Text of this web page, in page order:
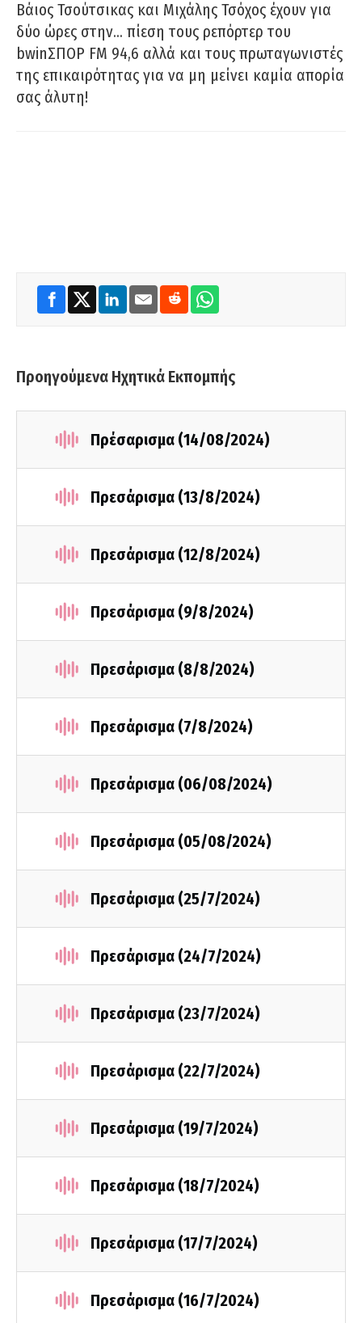
Βάιος Τσούτσικας και Μιχάλης Τσόχος έχουν για
δύο ώρες στην… πίεση τους ρεπόρτερ του
bwinΣΠΟΡ FM 94,6 αλλά και τους πρωταγωνιστές
της επικαιρότητας για να μη μείνει καμία απορία
σας άλυτη!
Προηγούμενα Ηχητικά Εκπομπής
Πρέσαρισμα (14/08/2024)
Πρεσάρισμα (13/8/2024)
Πρεσάρισμα (12/8/2024)
Πρεσάρισμα (9/8/2024)
Πρεσάρισμα (8/8/2024)
Πρεσάρισμα (7/8/2024)
Πρεσάρισμα (06/08/2024)
Πρεσάρισμα (05/08/2024)
Πρεσάρισμα (25/7/2024)
Πρεσάρισμα (24/7/2024)
Πρεσάρισμα (23/7/2024)
Πρεσάρισμα (22/7/2024)
Πρεσάρισμα (19/7/2024)
Πρεσάρισμα (18/7/2024)
Πρεσάρισμα (17/7/2024)
Πρεσάρισμα (16/7/2024)